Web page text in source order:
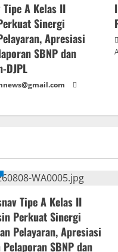
A Kelas II
Sinergi
Apresiasi
SBNP dan
DJPL
Tipe A Kelas II
Perkuat Sinergi
Pelayaran, Apresiasi
SBNP dan